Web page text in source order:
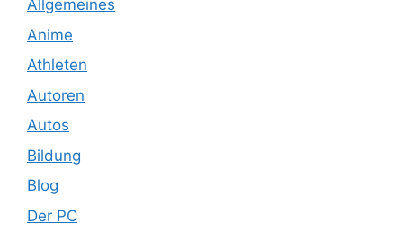
Allgemeines
Anime
Athleten
Autoren
Autos
Bildung
Blog
Der PC